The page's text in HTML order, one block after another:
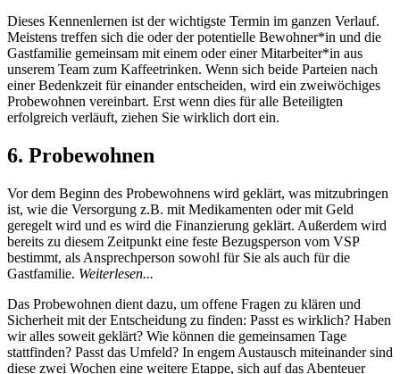
Dieses Kennenlernen ist der wichtigste Termin im ganzen Verlauf.
Meistens treffen sich die oder der potentielle Bewohner*in und die
Gastfamilie gemeinsam mit einem oder einer Mitarbeiter*in aus
unserem Team zum Kaffeetrinken. Wenn sich beide Parteien nach
einer Bedenkzeit für einander entscheiden, wird ein zweiwöchiges
Probewohnen vereinbart. Erst wenn dies für alle Beteiligten
erfolgreich verläuft, ziehen Sie wirklich dort ein.
6. Probewohnen
Vor dem Beginn des Probewohnens wird geklärt, was mitzubringen
ist, wie die Versorgung z.B. mit Medikamenten oder mit Geld
geregelt wird und es wird die Finanzierung geklärt. Außerdem wird
bereits zu diesem Zeitpunkt eine feste Bezugsperson vom VSP
bestimmt, als Ansprechperson sowohl für Sie als auch für die
Gastfamilie. Weiterlesen...
Das Probewohnen dient dazu, um offene Fragen zu klären und
Sicherheit mit der Entscheidung zu finden: Passt es wirklich? Haben
wir alles soweit geklärt? Wie können die gemeinsamen Tage
stattfinden? Passt das Umfeld? In engem Austausch miteinander sind
diese zwei Wochen eine weitere Etappe, sich auf das Abenteuer